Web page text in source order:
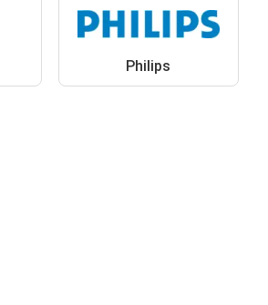
Philips